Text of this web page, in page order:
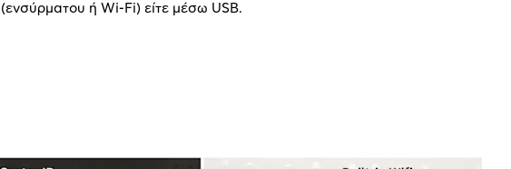
(ενσύρματου ή Wi- Fi) είτε μέσω USB.